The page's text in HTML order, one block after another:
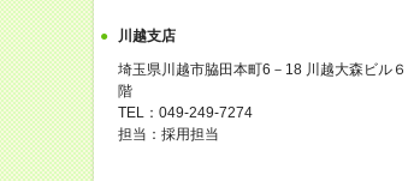
川越支店
埼玉県川越市脇田本町6－18 川越大森ビル６
階
TEL：049-249-7274
担当：採用担当